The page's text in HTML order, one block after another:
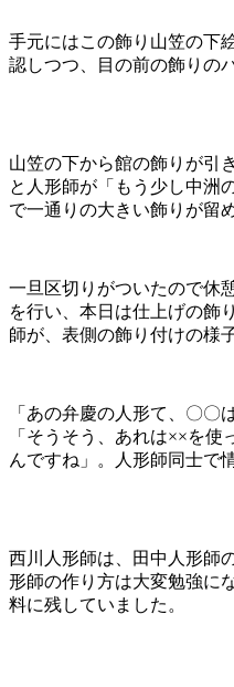
手元にはこの飾り山笠の下
認しつつ、目の前の飾りの
山笠の下から館の飾りが引
と人形師が「もう少し中洲
で一通りの大きい飾りが留
一旦区切りがついたので休
を行い、本日は仕上げの飾
師が、表側の飾り付けの様
「あの弁慶の人形て、〇〇
「そうそう、あれは××を
んですね」。人形師同士で
西川人形師は、田中人形師
形師の作り方は大変勉強に
料に残していました。